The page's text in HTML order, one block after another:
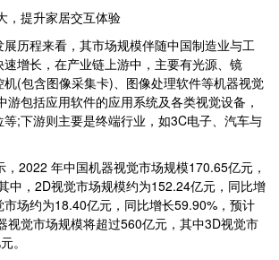
提升家居交互体验
历程来看，其市场规模伴随中国制造业与工
增长，在产业链上游中，主要有光源、镜
(包含图像采集卡)、图像处理软件等机器视觉
游包括应用软件的应用系统及各类视觉设备，
;下游则主要是终端行业，如3C电子、汽车与
2022 年中国机器视觉市场规模170.65亿元，
中，2D视觉市场规模约为152.24亿元，同比增
场约为18.40亿元，同比增长59.90%，预计
视觉市场规模将超过560亿元，其中3D视觉市
。